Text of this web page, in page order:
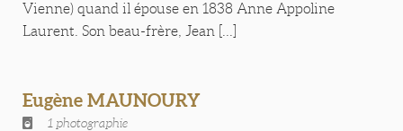
Vienne) quand il épouse en 1838 Anne Appoline
Laurent. Son beau-frère, Jean [...]
Eugène MAUNOURY
1 photographie